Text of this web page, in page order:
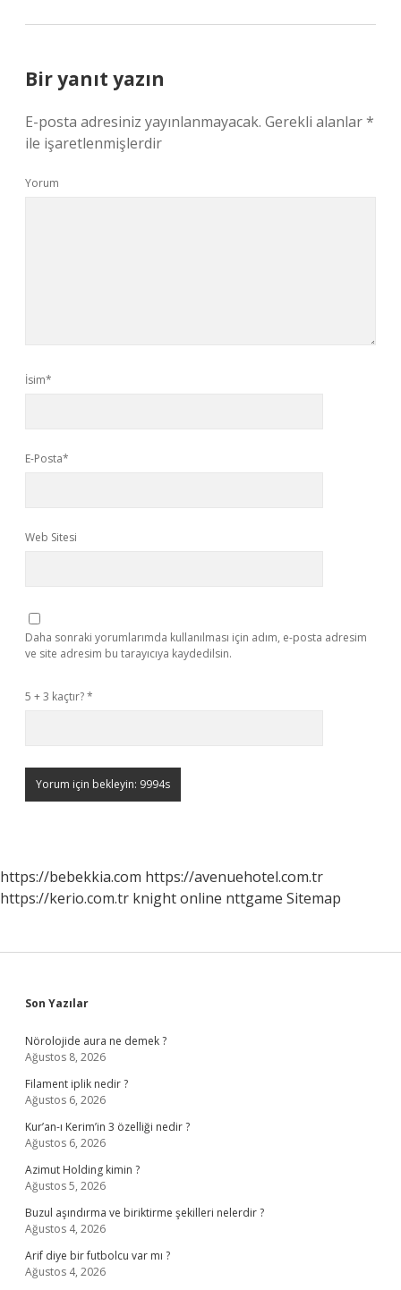
Bir yanıt yazın
E-posta adresiniz yayınlanmayacak. Gerekli alanlar*
ile işaretlenmişlerdir
Yorum
İsim*
E-Posta*
Web Sitesi
Daha sonraki yorumlarımda kullanılması için adım, e-posta adresim
ve site adresim bu tarayıcıya kaydedilsin.
5 + 3 kaçtır?*
https://bebekkia.com https://avenuehotel.com.tr
https://kerio.com.tr knight online nttgame Sitemap
Sidebar
Son Yazılar
Nörolojide aura ne demek ?
Ağustos 8, 2026
Filament iplik nedir ?
Ağustos 6, 2026
Kur’an-ı Kerim’in 3 özelliği nedir ?
Ağustos 6, 2026
Azimut Holding kimin ?
Ağustos 5, 2026
Buzul aşındırma ve biriktirme şekilleri nelerdir ?
Ağustos 4, 2026
Arif diye bir futbolcu var mı ?
Ağustos 4, 2026